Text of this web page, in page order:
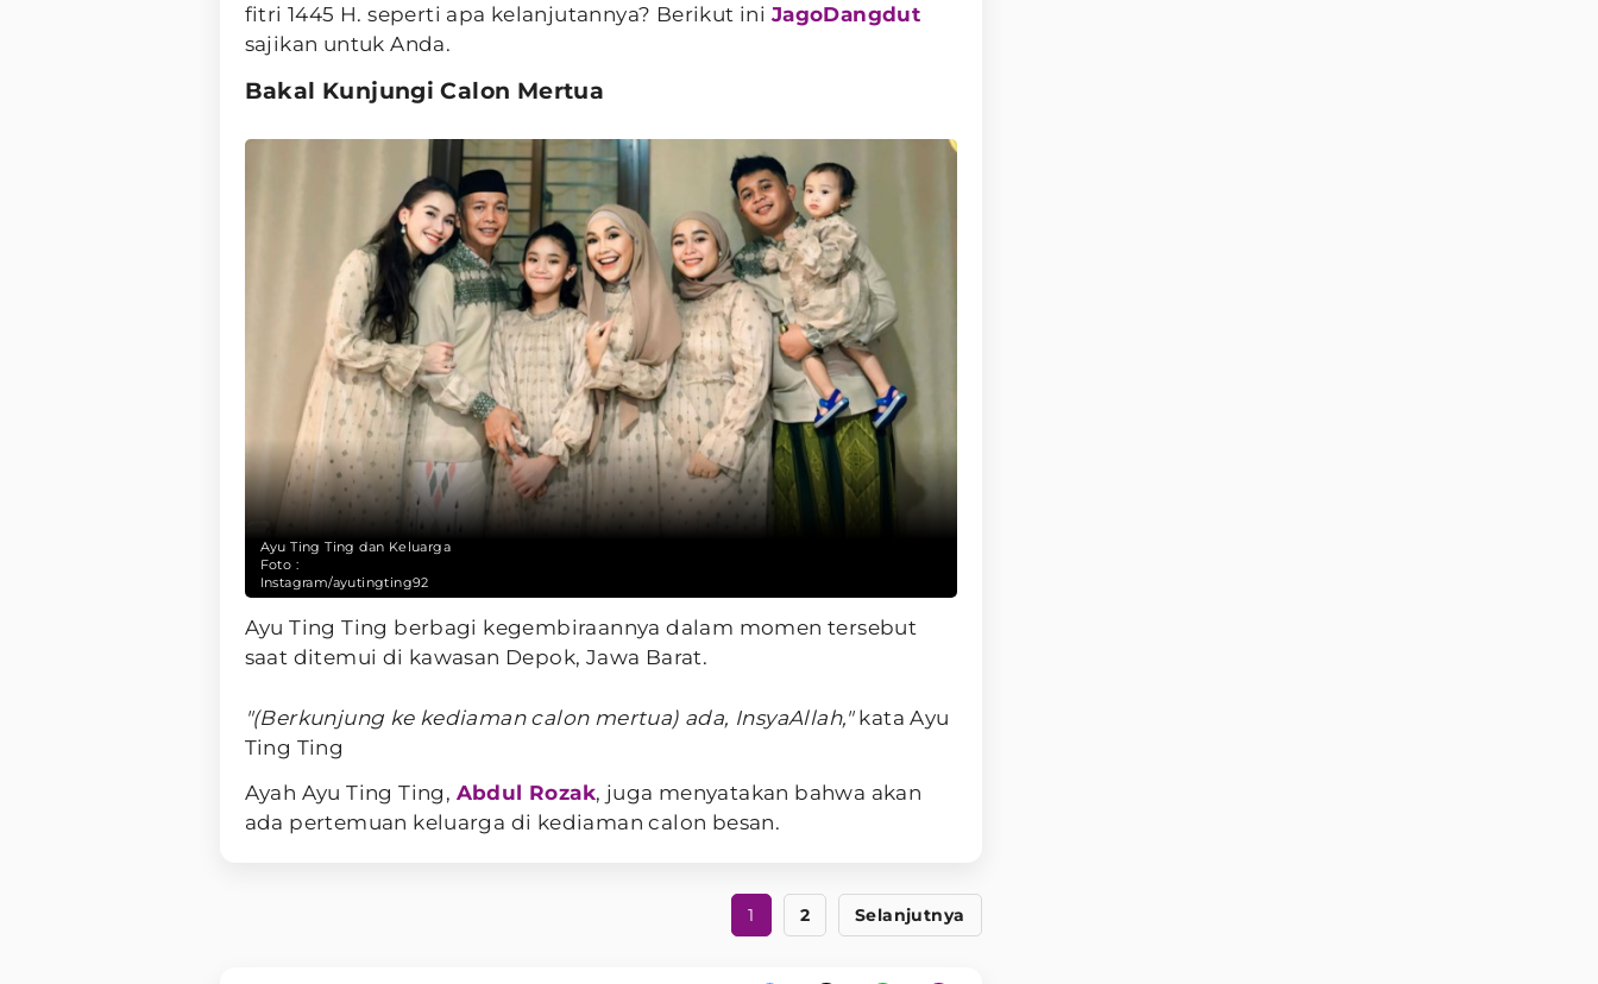
fitri 1445 H. seperti apa kelanjutannya? Berikut ini JagoDangdut
sajikan untuk Anda.
Bakal Kunjungi Calon Mertua
Ayu Ting Ting dan Keluarga
Foto :
Instagram/ayutingting92
Ayu Ting Ting berbagi kegembiraannya dalam momen tersebut
saat ditemui di kawasan Depok, Jawa Barat.
"(Berkunjung ke kediaman calon mertua) ada, InsyaAllah,"kata Ayu
Ting Ting
Ayah Ayu Ting Ting, Abdul Rozak, juga menyatakan bahwa akan
ada pertemuan keluarga di kediaman calon besan.
1 2 Selanjutnya